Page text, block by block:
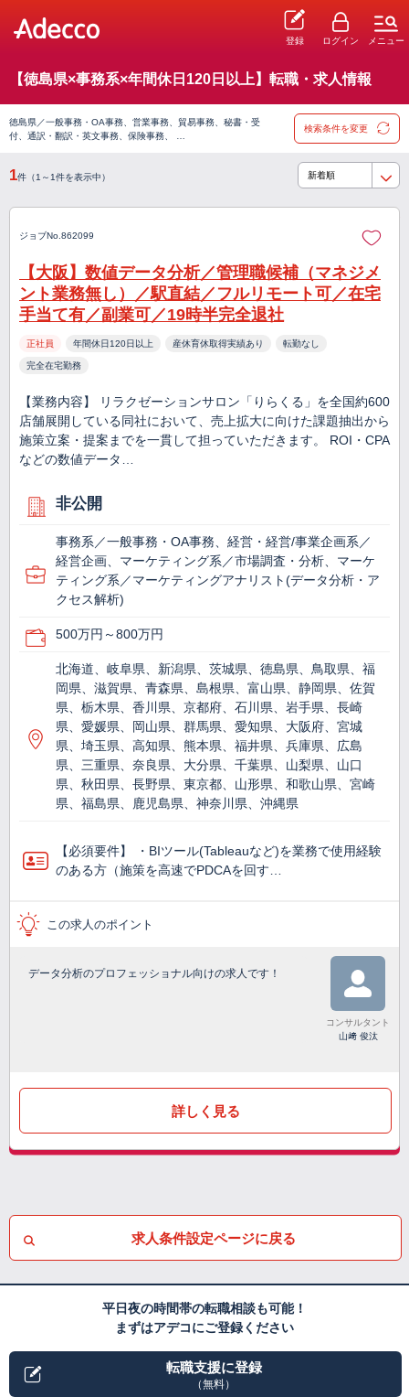
登録 ログイン メニュー
【徳島県×事務系×年間休日120日以上】転職・求人情報
徳島県／一般事務・OA事務、営業事務、貿易事務、秘書・受
付、通訳・翻訳・英文事務、保険事務、 …
検索条件を変更
1件（1～1件を表示中）
ジョブNo.862099
【大阪】数値データ分析／管理職候補（マネジメ
ント業務無し）／駅直結／フルリモート可／在宅
手当て有／副業可／19時半完全退社
正社員 年間休日120日以上 産休育休取得実績あり 転勤なし
完全在宅勤務
【業務内容】 リラクゼーションサロン「りらくる」を全国約600
店舗展開している同社において、売上拡大に向けた課題抽出から
施策立案・提案までを一貫して担っていただきます。 ROI・CPA
などの数値データ…
非公開
事務系／一般事務・OA事務、経営・経営/事業企画系／
経営企画、マーケティング系／市場調査・分析、マーケ
ティング系／マーケティングアナリスト(データ分析・ア
クセス解析)
500万円～800万円
北海道、岐阜県、新潟県、茨城県、徳島県、鳥取県、福
岡県、滋賀県、青森県、島根県、富山県、静岡県、佐賀
県、栃木県、香川県、京都府、石川県、岩手県、長崎
県、愛媛県、岡山県、群馬県、愛知県、大阪府、宮城
県、埼玉県、高知県、熊本県、福井県、兵庫県、広島
県、三重県、奈良県、大分県、千葉県、山梨県、山口
県、秋田県、長野県、東京都、山形県、和歌山県、宮崎
県、福島県、鹿児島県、神奈川県、沖縄県
【必須要件】 ・BIツール(Tableauなど)を業務で使⽤経験
のある方（施策を高速でPDCAを回す…
この求人のポイント
データ分析のプロフェッショナル向けの求人です！
コンサルタント
山﨑 俊汰
詳しく見る
求人条件設定ページに戻る
平日夜の時間帯の転職相談も可能！
まずはアデコにご登録ください
転職支援に登録
（無料）